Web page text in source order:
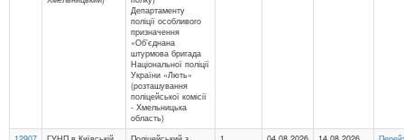
Департаменту
поліції особливого
призначення
«Об’єднана
штурмова бригада
Національної поліції
України «Лють»
(розташування
поліцейської комісії
- Хмельницька
область)